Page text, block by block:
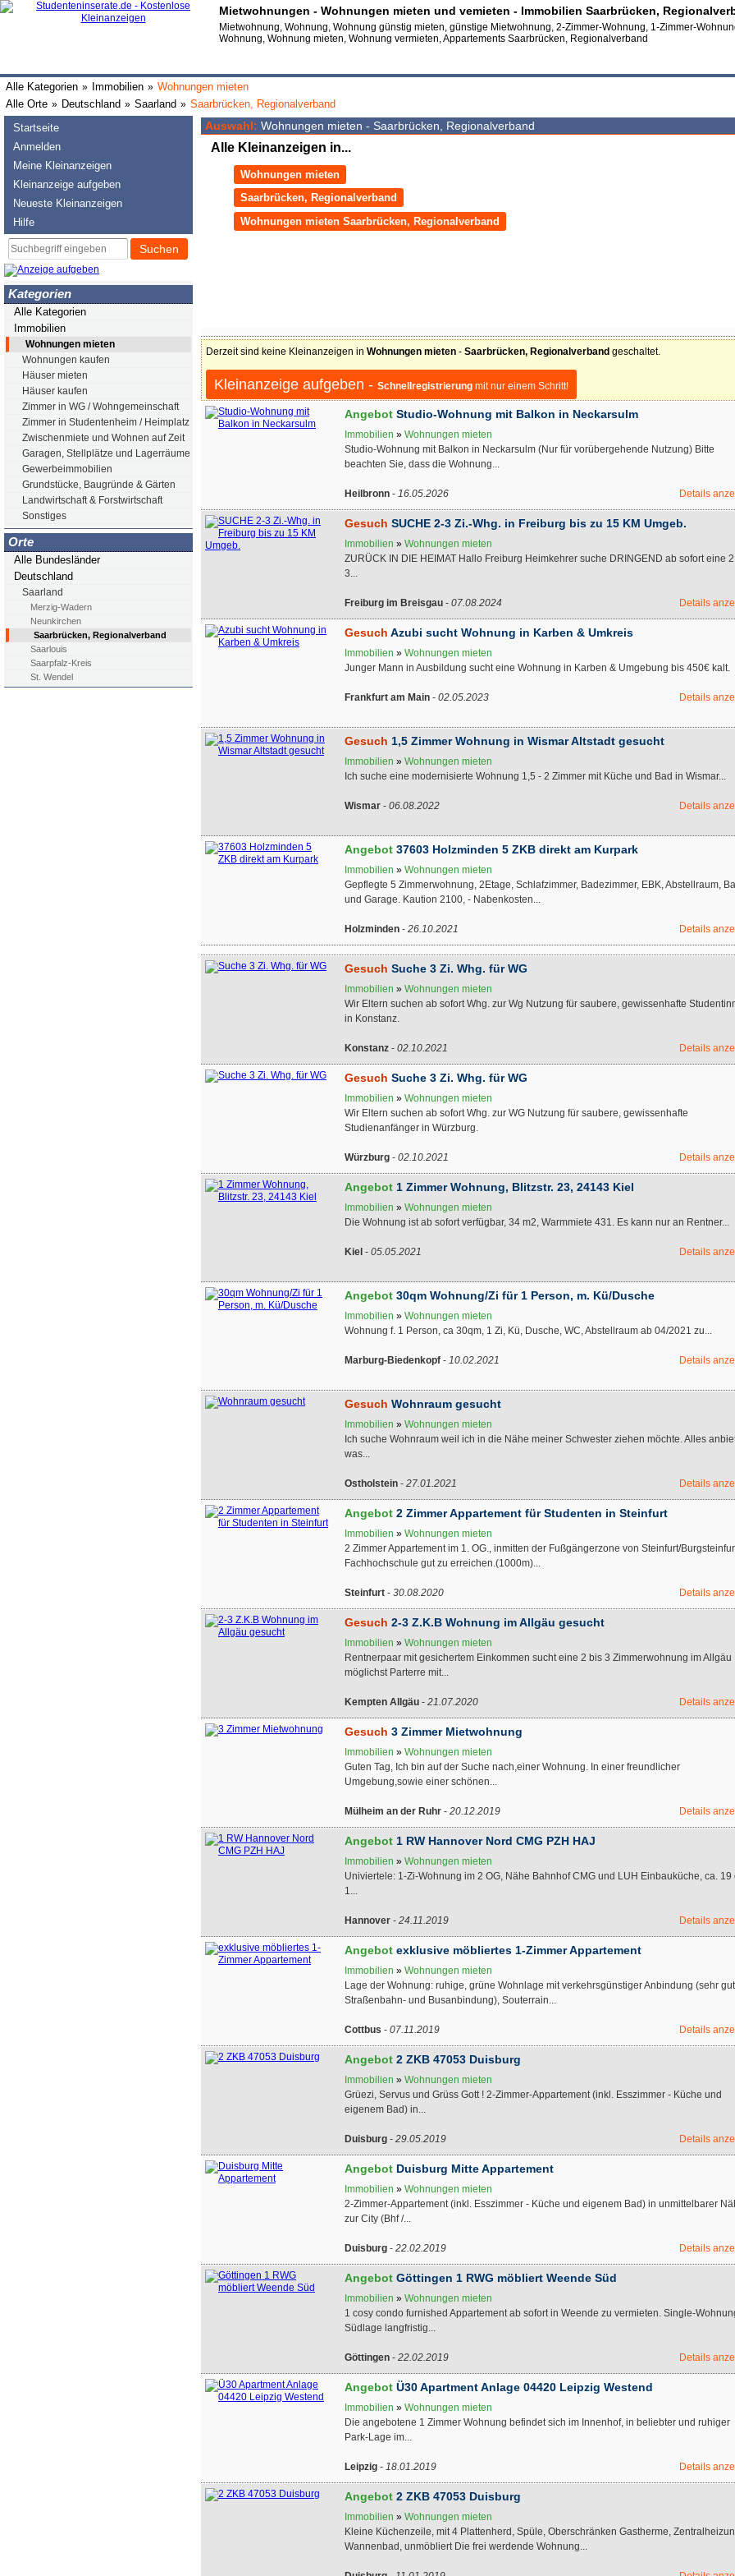
Mietwohnungen - Wohnungen mieten und vemieten - Immobilien Saarbrücken,
Mietwohnung, Wohnung, Wohnung günstig mieten, günstige Mietwohnung, 2-Zimmer-Wohnung, 1-Zimmer-
Wohnung, Wohnung mieten, Wohnung vermieten, Appartements Saarbrücken, Regionalverband
Alle Kategorien » Immobilien » Wohnungen mieten
Alle Orte » Deutschland » Saarland » Saarbrücken, Regionalverband
Startseite
Anmelden
Meine Kleinanzeigen
Kleinanzeige aufgeben
Neueste Kleinanzeigen
Hilfe
Suchen
Kategorien
Alle Kategorien
Immobilien
Wohnungen mieten
Wohnungen kaufen
Häuser mieten
Häuser kaufen
Zimmer in WG / Wohngemeinschaft
Zimmer in Studentenheim / Heimplatz
Zwischenmiete und Wohnen auf Zeit
Garagen, Stellplätze und Lagerräume
Gewerbeimmobilien
Grundstücke, Baugründe & Gärten
Landwirtschaft & Forstwirtschaft
Sonstiges
Orte
Alle Bundesländer
Deutschland
Saarland
Merzig-Wadern
Neunkirchen
Saarbrücken, Regionalverband
Saarlouis
Saarpfalz-Kreis
St. Wendel
Auswahl: Wohnungen mieten - Saarbrücken, Regionalverband
Alle Kleinanzeigen in...
Wohnungen mieten
Saarbrücken, Regionalverband
Wohnungen mieten Saarbrücken, Regionalverband
Derzeit sind keine Kleinanzeigen in Wohnungen mieten - Saarbrücken, Regionalverband geschaltet.
Kleinanzeige aufgeben - Schnellregistrierung mit nur einem Schritt!
Angebot Studio-Wohnung mit Balkon in Neckarsulm
Immobilien » Wohnungen mieten
Studio-Wohnung mit Balkon in Neckarsulm (Nur für vorübergehende Nutzung) Bitte
beachten Sie, dass die Wohnung...
Heilbronn - 16.05.2026 Details
Gesuch SUCHE 2-3 Zi.-Whg. in Freiburg bis zu 15 KM Umgeb.
Immobilien » Wohnungen mieten
ZURÜCK IN DIE HEIMAT Hallo Freiburg Heimkehrer suche DRINGEND ab sofort eine
3...
Freiburg im Breisgau - 07.08.2024 Details
Gesuch Azubi sucht Wohnung in Karben & Umkreis
Immobilien » Wohnungen mieten
Junger Mann in Ausbildung sucht eine Wohnung in Karben & Umgebung bis 450€ kalt.
Frankfurt am Main - 02.05.2023 Details
Gesuch 1,5 Zimmer Wohnung in Wismar Altstadt gesucht
Immobilien » Wohnungen mieten
Ich suche eine modernisierte Wohnung 1,5 - 2 Zimmer mit Küche und Bad in Wismar...
Wismar - 06.08.2022 Details
Angebot 37603 Holzminden 5 ZKB direkt am Kurpark
Immobilien » Wohnungen mieten
Gepflegte 5 Zimmerwohnung, 2Etage, Schlafzimmer, Badezimmer, EBK, Abstellraum,
und Garage. Kaution 2100, - Nabenkosten...
Holzminden - 26.10.2021 Details
Gesuch Suche 3 Zi. Whg. für WG
Immobilien » Wohnungen mieten
Wir Eltern suchen ab sofort Whg. zur Wg Nutzung für saubere, gewissenhafte
in Konstanz.
Konstanz - 02.10.2021 Details
Gesuch Suche 3 Zi. Whg. für WG
Immobilien » Wohnungen mieten
Wir Eltern suchen ab sofort Whg. zur WG Nutzung für saubere, gewissenhafte
Studienanfänger in Würzburg.
Würzburg - 02.10.2021 Details
Angebot 1 Zimmer Wohnung, Blitzstr. 23, 24143 Kiel
Immobilien » Wohnungen mieten
Die Wohnung ist ab sofort verfügbar, 34 m2, Warmmiete 431. Es kann nur an Rentner...
Kiel - 05.05.2021 Details
Angebot 30qm Wohnung/Zi für 1 Person, m. Kü/Dusche
Immobilien » Wohnungen mieten
Wohnung f. 1 Person, ca 30qm, 1 Zi, Kü, Dusche, WC, Abstellraum ab 04/2021 zu...
Marburg-Biedenkopf - 10.02.2021 Details
Gesuch Wohnraum gesucht
Immobilien » Wohnungen mieten
Ich suche Wohnraum weil ich in die Nähe meiner Schwester ziehen möchte. Alles
was...
Ostholstein - 27.01.2021 Details
Angebot 2 Zimmer Appartement für Studenten in Steinfurt
Immobilien » Wohnungen mieten
2 Zimmer Appartement im 1. OG., inmitten der Fußgängerzone von Steinfurt/
Fachhochschule gut zu erreichen.(1000m)...
Steinfurt - 30.08.2020 Details
Gesuch 2-3 Z.K.B Wohnung im Allgäu gesucht
Immobilien » Wohnungen mieten
Rentnerpaar mit gesichertem Einkommen sucht eine 2 bis 3 Zimmerwohnung im Allgäu
möglichst Parterre mit...
Kempten Allgäu - 21.07.2020 Details
Gesuch 3 Zimmer Mietwohnung
Immobilien » Wohnungen mieten
Guten Tag, Ich bin auf der Suche nach,einer Wohnung. In einer freundlicher
Umgebung,sowie einer schönen...
Mülheim an der Ruhr - 20.12.2019 Details
Angebot 1 RW Hannover Nord CMG PZH HAJ
Immobilien » Wohnungen mieten
Univiertele: 1-Zi-Wohnung im 2 OG, Nähe Bahnhof CMG und LUH Einbauküche, ca. 19
1...
Hannover - 24.11.2019 Details
Angebot exklusive möbliertes 1-Zimmer Appartement
Immobilien » Wohnungen mieten
Lage der Wohnung: ruhige, grüne Wohnlage mit verkehrsgünstiger Anbindung (sehr
Straßenbahn- und Busanbindung), Souterrain...
Cottbus - 07.11.2019 Details
Angebot 2 ZKB 47053 Duisburg
Immobilien » Wohnungen mieten
Grüezi, Servus und Grüss Gott ! 2-Zimmer-Appartement (inkl. Esszimmer - Küche und
eigenem Bad) in...
Duisburg - 29.05.2019 Details
Angebot Duisburg Mitte Appartement
Immobilien » Wohnungen mieten
2-Zimmer-Appartement (inkl. Esszimmer - Küche und eigenem Bad) in unmittelbarer
zur City (Bhf /...
Duisburg - 22.02.2019 Details
Angebot Göttingen 1 RWG möbliert Weende Süd
Immobilien » Wohnungen mieten
1 cosy condo furnished Appartement ab sofort in Weende zu vermieten. Single-
Südlage langfristig...
Göttingen - 22.02.2019 Details
Angebot Ü30 Apartment Anlage 04420 Leipzig Westend
Immobilien » Wohnungen mieten
Die angebotene 1 Zimmer Wohnung befindet sich im Innenhof, in beliebter und ruhiger
Park-Lage im...
Leipzig - 18.01.2019 Details
Angebot 2 ZKB 47053 Duisburg
Immobilien » Wohnungen mieten
Kleine Küchenzeile, mit 4 Plattenherd, Spüle, Oberschränken Gastherme,
Wannenbad, unmöbliert Die frei werdende Wohnung...